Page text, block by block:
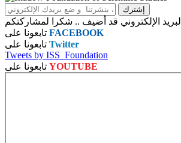
البريد الإلكتروني قد أضيف .. شكرا لمشاركتكم
FACEBOOK
Twitter
Tweets by ISS_Foundation
YOUTUBE